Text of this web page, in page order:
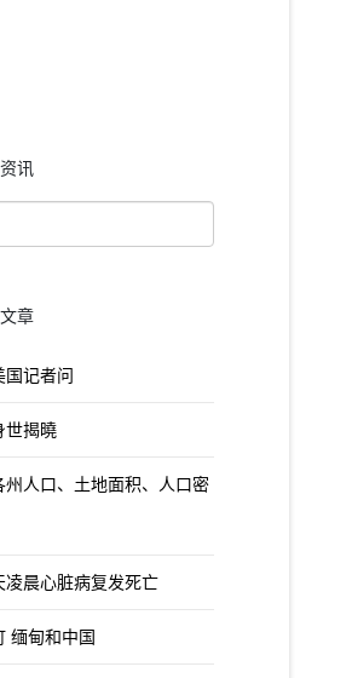
讯
章
国记者问
世揭曉
州人口、土地面积、人口密
凌晨心脏病复发死亡
缅甸和中国